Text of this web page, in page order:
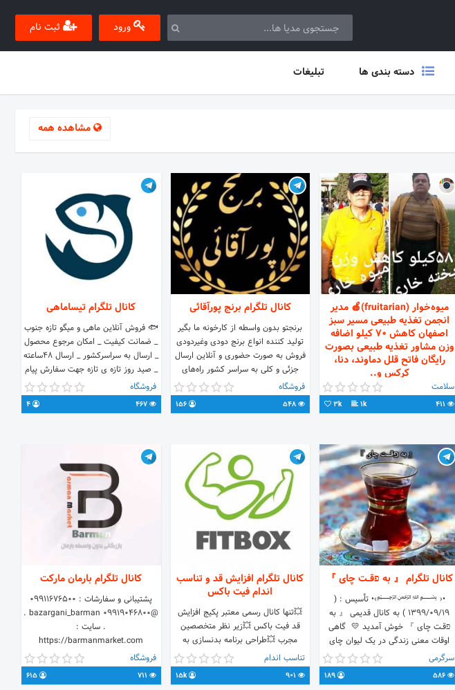
ورود ثبت نام
دسته بندی ها تبلیغات
مشاهده همه
میوه‌خوار (fruitarian)🍎 مدیر
انجمن تغذیه طبیعی مسیر سبز
اصفهان کاهش ۷۰‌ کیلو اضافه
وزن مشاور تغذیه طبیعی بصورت‌
رایگان فاتح قلل دماوند، دنا،
کرکس و..
میوه‌خوار (fruitarian)🍎 مدیر انجمن
تغذیه طبیعی مسیر سبز اصفهان کاهش
کرکس و..
سلامت
411
1k
3k
کانال تلگرام برنج پورآقائی
برنجتو بدون واسطه از کارخونه ما بگیر
تولید کننده انواع برنج دودی وغیردودی
فروش به صورت حضوری و آنلاین ارسال
جزئی و کلی به سراسر کشور راه‌های
ارتباطی: ☎️ 0935-475-3564 📍
رشت،خمام،خیابان تختی،بازارچه شیجان
📩 @Mr_Gray @realSoheyl
فروشگاه
548
156
کانال تلگرام تیساماهی
🐟 فروش آنلاین ماهی و میگو تازه جنوب
_ ضمانت کیفیت _ امکان مرجوع محصول
_ ارسال به سراسرکشور _ ارسال ۴۸ساعته
_ صید روز تازه ی تازه جهت سفارش پیام
بگذارید. #تیساماهی
فروشگاه
467
4
کانال تلگرام 『 به פقــت چای 』
•‹ ﷽›• تأسیس : (
1399/09/19 ) به کانال قدیمی 『 به
פقــت چای 』 خوش آمدید 💛 ‌‌ گاهی
اوقات معنی زندگی در یک لیوان چای
میگنجه ☕ ارتباط و تبلیغات :
@l_M_a_s_i_h_l
سرگرمی
586
189
کانال تلگرام افزایش قد و تناسب
اندام فیت باکس
💥تنها کانال رسمی معتبر پکیج افزایش
قد فیت باکس 💥زیر نظر متخصصین
مجرب 💥طراحی برنامه بدنسازی به
صورت شخصی توسط کارشناسان مجرب و
با سابقه در حوزه فیتنس 💥نکات فیتنس
و تغذیه 🔻جهت خرید پکیج و درخواست
تناسب اندام
901
15k
کانال تلگرام بارمان مارکت
پشتیبانی و سفارشات : 09911676500
@bazargani_barman 09919046800 .
. سایت :
https://barmanmarket.com
فروشگاه
615